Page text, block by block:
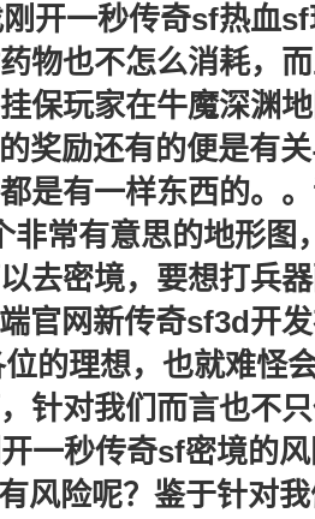
开一秒传奇sf热血
物也不怎么消耗，
保玩家在牛魔深渊
奖励还有的便是有
是有一样东西的。
常有意思的地形图
去密境，要想打兵
官网新传奇sf3d开
的理想，也就难怪
针对我们而言也不
一秒传奇sf密境的
风险呢？鉴于针对